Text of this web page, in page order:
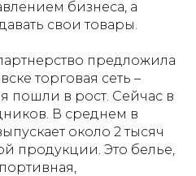
бизнеса, а
свои товары.
предложила
торговая сеть –
пошли в рост. Сейчас в
В среднем в
около 2 тысяч
продукции. Это белье,